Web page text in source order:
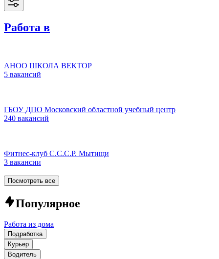
Работа в
АНОО ШКОЛА ВЕКТОР
5 вакансий
ГБОУ ДПО Московский областной учебный центр
240 вакансий
Фитнес-клуб С.С.С.Р. Мытищи
3 вакансии
Посмотреть все
Популярное
Работа из дома
Подработка
Курьер
Водитель